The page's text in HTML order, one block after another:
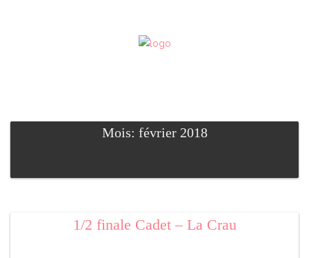
Mois: février 2018
1/2 finale Cadet – La Crau